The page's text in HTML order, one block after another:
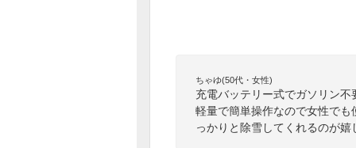
ちゃゆ(50代・女性)
充電バッテリー式でガソリン
軽量で簡単操作なので女性で
っかりと除雪してくれるのが嬉